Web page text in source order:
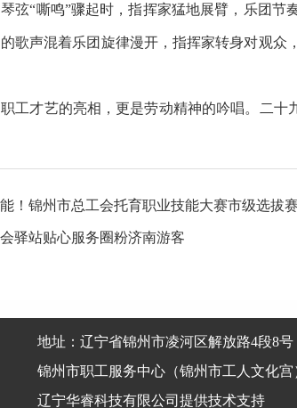
弦“嘶鸣”骤起时，指挥家猛地展臂，乐团
歌声混着乐团旋律漫开，指挥家转身对观
才艺的亮相，更是劳动精神的吟唱。二十
能！锦州市总工会托育职业技能大赛市级选拔
驿站贴心服务圈粉济南游客
地址：辽宁省锦州市凌河区解放路4段8号
锦州市职工服务中心（锦州市工人文化宫
辽宁华睿科技有限公司提供技术支持